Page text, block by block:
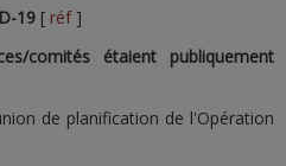
19 [ réf]
comités étaient publiquement
de planification de l'Opération